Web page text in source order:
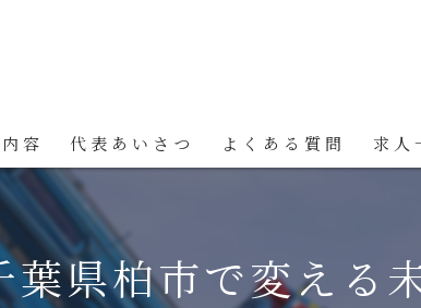
容 代表あいさつ よくある質問 求人
県柏市で変える